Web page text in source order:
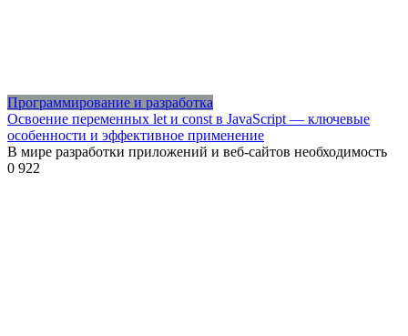
Программирование и разработка
Освоение переменных let и const в JavaScript — ключевые
особенности и эффективное применение
В мире разработки приложений и веб-сайтов необходимость
0 922